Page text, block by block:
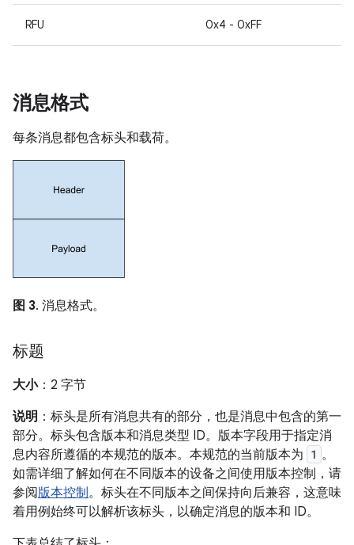
RFU 0x4 - 0xFF
消息格式
每条消息都包含标头和载荷。
图 3. 消息格式。
标题
大小：2 字节
说明 ：标头是所有消息共有的部分，也是消息中包含的第一
部分。标头包含版本和消息类型 ID。版本字段用于指定消
息内容所遵循的本规范的版本。本规范的当前版本为 1 。
如需详细了解如何在不同版本的设备之间使用版本控制，请
参阅版本控制。标头在不同版本之间保持向后兼容，这意味
着用例始终可以解析该标头，以确定消息的版本和 ID。